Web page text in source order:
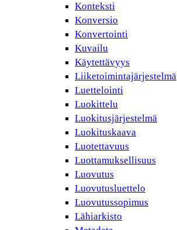
Konteksti
Konversio
Konvertointi
Kuvailu
Käytettävyys
Liiketoimintajärjestelmä
Luettelointi
Luokittelu
Luokitusjärjestelmä
Luokituskaava
Luotettavuus
Luottamuksellisuus
Luovutus
Luovutusluettelo
Luovutussopimus
Lähiarkisto